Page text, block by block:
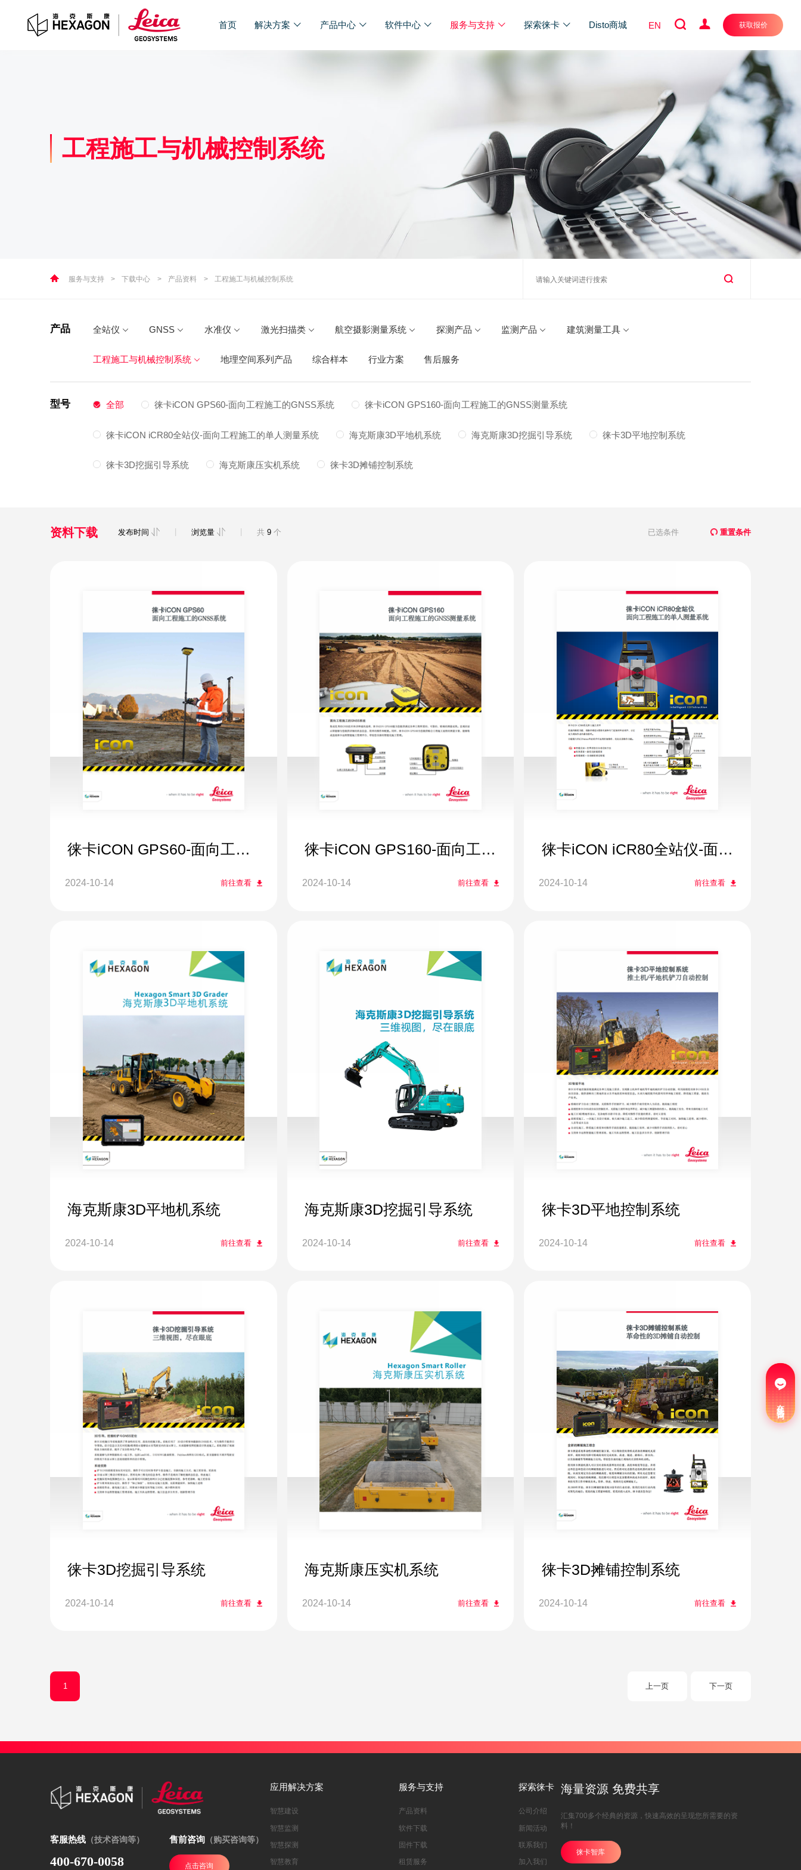
首页 解决方案 产品中心 软件中心 服务与支持 探索徕卡 Disto商城 EN 获取报价
工程施工与机械控制系统
服务与支持 > 下载中心 > 产品资料 > 工程施工与机械控制系统
产品 全站仪 GNSS 水准仪 激光扫描类 航空摄影测量系统 探测产品 监测产品 建筑测量工具
工程施工与机械控制系统 地理空间系列产品 综合样本 行业方案 售后服务
型号 全部 徕卡iCON GPS60-面向工程施工的GNSS系统 徕卡iCON GPS160-面向工程施工的GNSS测量系统
徕卡iCON iCR80全站仪-面向工程施工的单人测量系统 海克斯康3D平地机系统 海克斯康3D挖掘引导系统 徕卡3D平地控制系统
徕卡3D挖掘引导系统 海克斯康压实机系统 徕卡3D摊铺控制系统
资料下载 发布时间 浏览量 共9 个 已选条件 重置条件
徕卡iCON GPS60-面向工程
2024-10-14 前往查看
徕卡iCON GPS160-面向工程
2024-10-14 前往查看
徕卡iCON iCR80全站仪-面向
2024-10-14 前往查看
海克斯康3D平地机系统
2024-10-14 前往查看
海克斯康3D挖掘引导系统
2024-10-14 前往查看
徕卡3D平地控制系统
2024-10-14 前往查看
徕卡3D挖掘引导系统
2024-10-14 前往查看
海克斯康压实机系统
2024-10-14 前往查看
徕卡3D摊铺控制系统
2024-10-14 前往查看
1 上一页 下一页
客服热线 （技术咨询等）
400-670-0058
售前咨询 （购买咨询等）
点击咨询
应用解决方案
智慧建设
智慧监测
智慧探测
智慧教育
服务与支持
产品资料
软件下载
固件下载
租赁服务
探索徕卡
公司介绍
新闻活动
联系我们
加入我们
海量资源 免费共享
汇集700多个经典的资源，快速高效的呈现您所需要的资
料！
徕卡智库
在线咨询